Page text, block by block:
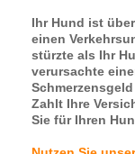
Ihr Hund ist
einen
stürzte als Ihr
verursachte
Zahlt Ihre
Sie für Ihren